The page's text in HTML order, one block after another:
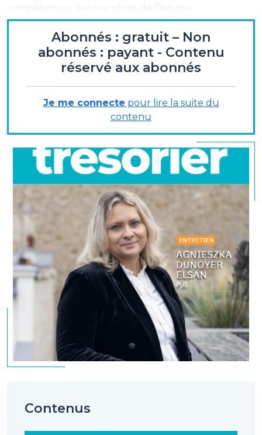
Entretien :
Agnieszka Dunoyer, directrice du financement et
continue de me passionner..."
Abonnés : gratuit – Non
abonnés : payant - Contenu
réservé aux abonnés
Je me connecte pour lire la suite du
contenu
Contenus